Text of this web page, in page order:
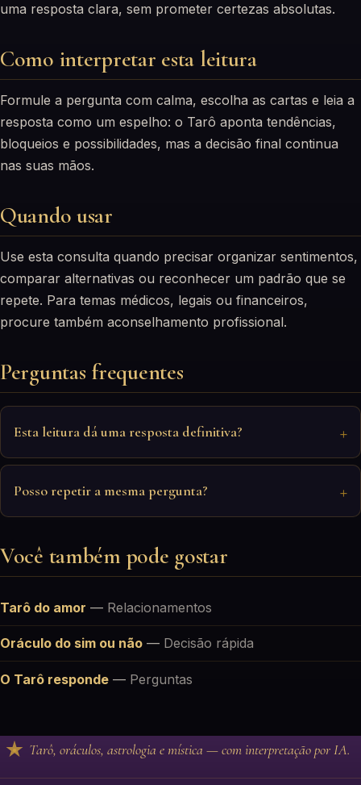
uma resposta clara, sem prometer certezas absolutas.
Como interpretar esta leitura
Formule a pergunta com calma, escolha as cartas e leia a
resposta como um espelho: o Tarô aponta tendências,
bloqueios e possibilidades, mas a decisão final continua
nas suas mãos.
Quando usar
Use esta consulta quando precisar organizar sentimentos,
comparar alternativas ou reconhecer um padrão que se
repete. Para temas médicos, legais ou financeiros,
procure também aconselhamento profissional.
Perguntas frequentes
Esta leitura dá uma resposta definitiva?
Posso repetir a mesma pergunta?
Você também pode gostar
Tarô do amor — Relacionamentos
Oráculo do sim ou não — Decisão rápida
O Tarô responde — Perguntas
Tarô, oráculos, astrologia e mística — com interpretação por IA.